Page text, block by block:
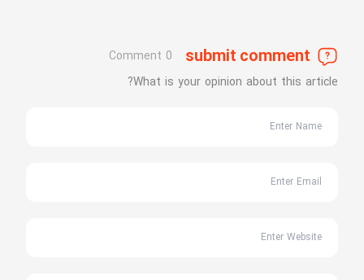
submit comment
0 Comment
What is your opinion about this article?